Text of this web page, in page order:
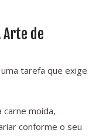
Arte de
tarefa que exige
carne moída,
conforme o seu